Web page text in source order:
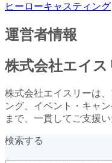
ヒーローキャスティング
運営者情報
株式会社エイス
株式会社エイスリーは
ング、イベント・キャ
まで、一貫してご支援い
検索する